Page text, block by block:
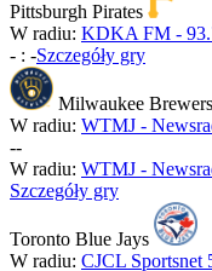
Pittsburgh Pirates
W radiu: KDKA FM -
- : -Szczegóły gry
Milwaukee Brewers
W radiu: WTMJ -
--
W radiu: WTMJ -
Szczegóły gry
Toronto Blue Jays
W radiu: CJCL Sportsnet